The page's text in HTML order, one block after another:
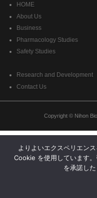
HOME
About Us
Business
Pharmacology Studies
Safety Studies
Research and Development
Contact Us
Copyright © Nihon
よりよいエクスペリエン
Cookie を使用しています
を承諾した